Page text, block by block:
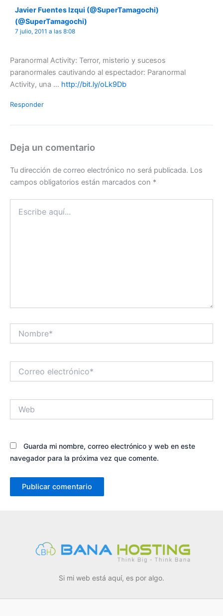
Javier Fuentes Izqui (@SuperTamagochi)
(@SuperTamagochi)
7 julio, 2011 a las 8:08
Paranormal Activity: Terror, misterio y sucesos
paranormales cautivando al espectador: Paranormal
Activity, una … http://bit.ly/oLk9Db
Responder
Deja un comentario
Tu dirección de correo electrónico no será publicada. Los
campos obligatorios están marcados con *
aquí...
electrónico*
Guarda mi nombre, correo electrónico y web en este
navegador para la próxima vez que comente.
Si mi web está aquí, es por algo.